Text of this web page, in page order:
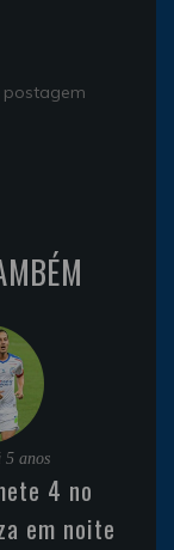
5 anos
4 no
em noite